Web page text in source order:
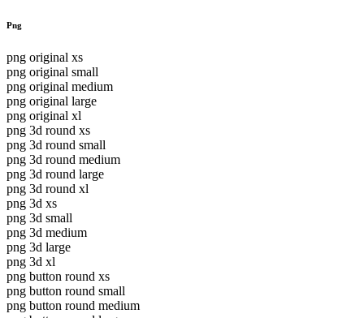
Png
png original xs
png original small
png original medium
png original large
png original xl
png 3d round xs
png 3d round small
png 3d round medium
png 3d round large
png 3d round xl
png 3d xs
png 3d small
png 3d medium
png 3d large
png 3d xl
png button round xs
png button round small
png button round medium